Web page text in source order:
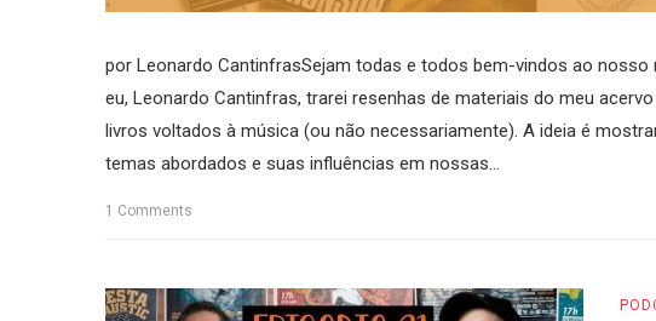
por Leonardo CantinfrasSejam todas e todos bem-vindos ao
eu, Leonardo Cantinfras, trarei resenhas de materiais do meu
livros voltados à música (ou não necessariamente). A ideia é
temas abordados e suas influências em nossas...
1 Comments